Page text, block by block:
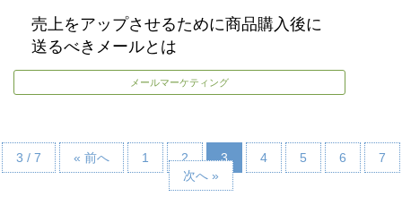
売上をアップさせるために商品購入後に
送るべきメールとは
メールマーケティング
3 / 7 « 前へ 1 2 3 4 5 6
7
次へ »